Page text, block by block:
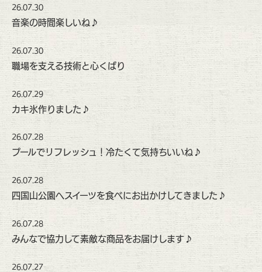
26.07.30
音楽の時間楽しいね♪
26.07.30
職場を支える技術と心くばり
26.07.29
カキ氷作りました♪
26.07.28
プールでリフレッシュ！冷たくて気持ちいいね♪
26.07.28
四国山公園へスイーツを食べにお出かけしてきました♪
26.07.28
みんなで協力して素敵な商品をお届けします♪
26.07.27